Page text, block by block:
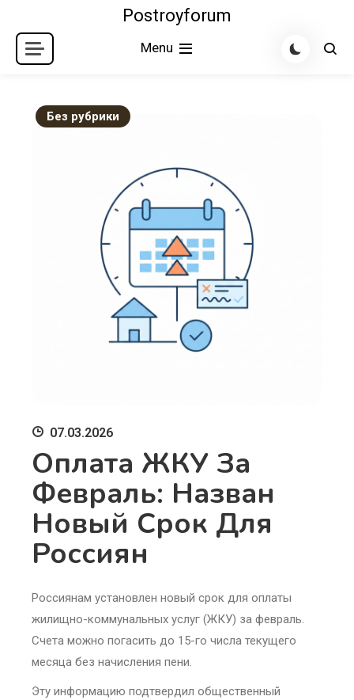
content
Postroyforum
Menu
Без рубрики
07.03.2026
Оплата ЖКУ За
Февраль: Назван
Новый Срок Для
Россиян
Россиянам установлен новый срок для оплаты
жилищно-коммунальных услуг (ЖКУ) за февраль.
Счета можно погасить до 15-го числа текущего
месяца без начисления пени.
Эту информацию подтвердил общественный